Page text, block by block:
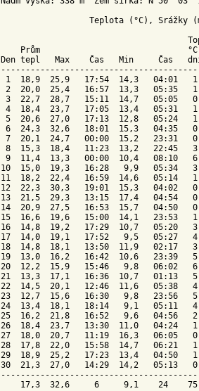
Teplota (°C), Srážky
Prům
Den tepl   Max    Čas   Min     Čas
1  18,9  25,9   17:54  14,3   04:01
2  20,0  25,4   16:57  13,3   05:35
3  22,7  28,7   15:11  14,7   05:05
4  18,4  23,7   17:05  13,4   05:31
5  20,6  27,0   17:13  12,8   05:24
6  24,3  32,6   18:01  15,3   04:35
7  20,1  24,7   00:00  15,2   23:31
8  15,3  18,4   11:23  13,2   22:45
9  11,4  13,3   00:00  10,4   08:10
10  15,0  19,3   16:28   9,9   05:34
11  18,2  22,4   16:59  14,6   05:14
12  22,3  30,3   19:01  15,3   04:02
13  21,5  29,3   13:15  17,4   04:54
14  20,9  27,5   16:53  15,7   04:50
15  16,6  19,6   15:00  14,1   23:53
16  14,8  19,2   17:29  10,7   05:20
17  14,0  19,1   17:52   9,5   05:27
18  14,8  18,1   13:50  11,9   02:17
19  13,0  16,2   16:42  10,6   23:39
20  12,2  15,9   15:46   9,8   06:02
21  13,3  17,1   16:36  10,7   01:13
22  14,5  20,1   12:46  11,6   05:38
23  12,7  15,6   16:30   9,8   23:56
24  13,4  18,1   18:14   9,1   05:11
25  16,2  21,8   16:52   9,6   04:56
26  18,4  23,7   13:30  11,0   04:24
27  18,0  20,7   11:19  16,3   06:05
28  17,8  22,0   15:58  14,7   06:21
29  18,9  25,2   17:23  13,4   04:50
30  21,3  27,0   14:29  14,2   05:13
17,3  32,6     6     9,1    24